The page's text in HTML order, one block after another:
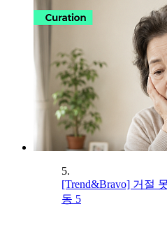
5.
[Trend&Bravo] 거절
동 5